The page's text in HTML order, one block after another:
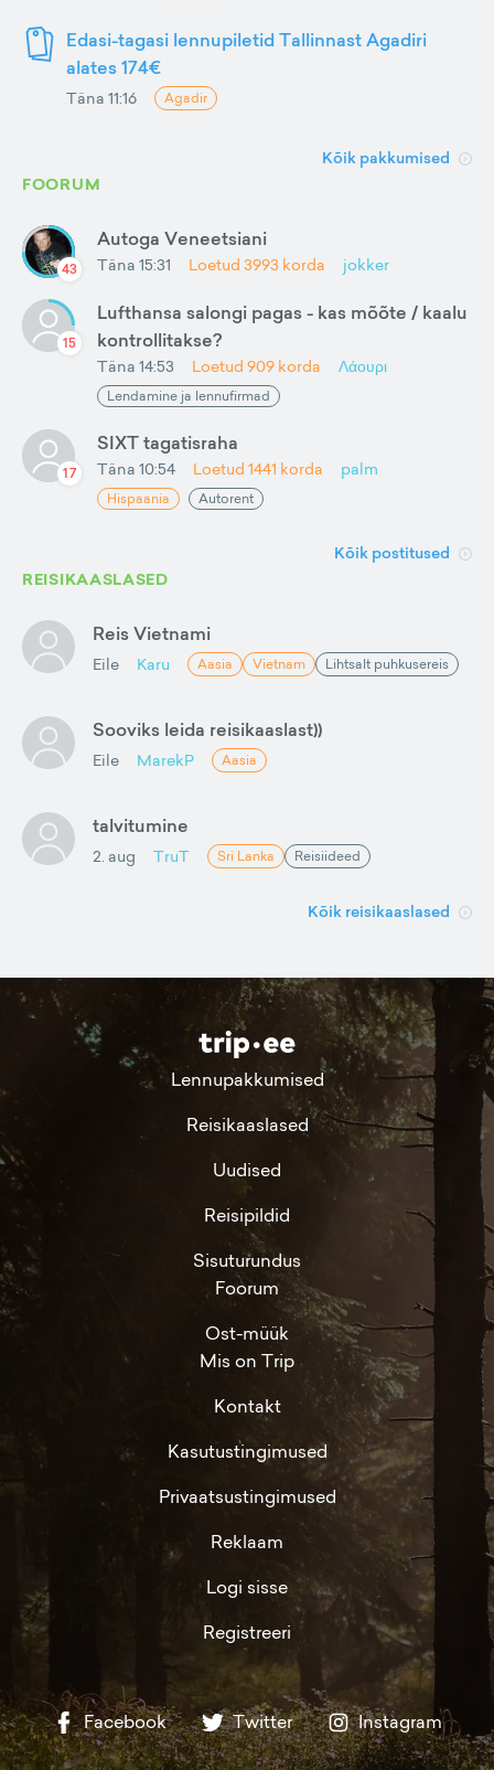
Edasi-tagasi lennupiletid Tallinnast Agadiri
alates 174€
Täna 11:16 Agadir
Kõik pakkumised
FOORUM
43
Autoga Veneetsiani
Täna 15:31 Loetud 3993 korda jokker
15
Lufthansa salongi pagas - kas mõõte / kaalu
kontrollitakse?
Täna 14:53 Loetud 909 korda Λάουρι
Lendamine ja lennufirmad
17
SIXT tagatisraha
Täna 10:54 Loetud 1441 korda palm
Hispaania Autorent
Kõik postitused
REISIKAASLASED
Reis Vietnami
Eile Karu Aasia Vietnam Lihtsalt puhkusereis
Sooviks leida reisikaaslast))
Eile MarekP Aasia
talvitumine
2. aug TruT Sri Lanka Reisiideed
Kõik reisikaaslased
Lennupakkumised
Reisikaaslased
Uudised
Reisipildid
Sisuturundus
Foorum
Ost-müük
Mis on Trip
Kontakt
Kasutustingimused
Privaatsustingimused
Reklaam
Logi sisse
Registreeri
Facebook Twitter Instagram